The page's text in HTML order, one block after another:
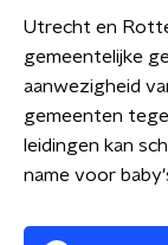
Utrecht en
gemeentelijke
aanwezigheid
gemeenten
leidingen kan
name voor